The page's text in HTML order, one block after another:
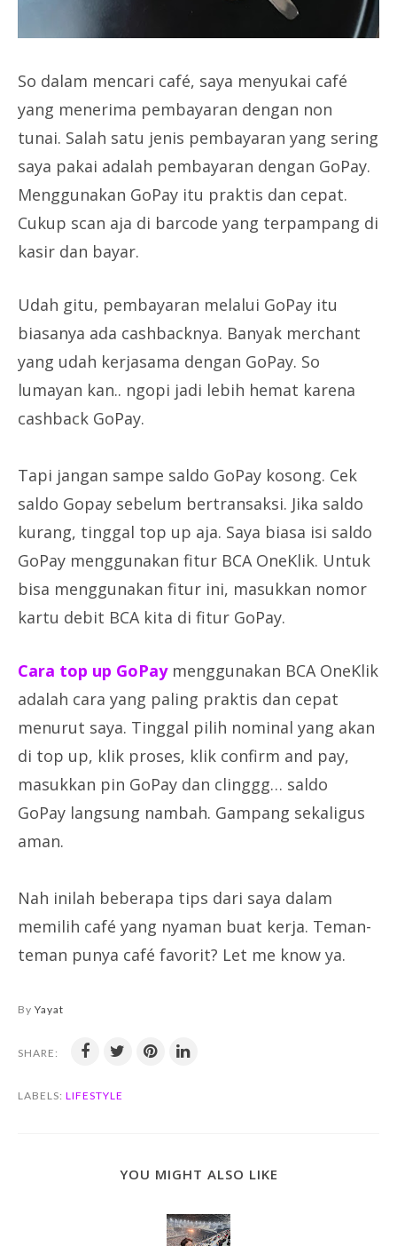
So dalam mencari café, saya menyukai café
yang menerima pembayaran dengan non
tunai. Salah satu jenis pembayaran yang sering
saya pakai adalah pembayaran dengan GoPay.
Menggunakan GoPay itu praktis dan cepat.
Cukup scan aja di barcode yang terpampang di
kasir dan bayar.
Udah gitu, pembayaran melalui GoPay itu
biasanya ada cashbacknya. Banyak merchant
yang udah kerjasama dengan GoPay. So
lumayan kan.. ngopi jadi lebih hemat karena
cashback GoPay.
Tapi jangan sampe saldo GoPay kosong. Cek
saldo Gopay sebelum bertransaksi. Jika saldo
kurang, tinggal top up aja. Saya biasa isi saldo
GoPay menggunakan fitur BCA OneKlik. Untuk
bisa menggunakan fitur ini, masukkan nomor
kartu debit BCA kita di fitur GoPay.
Cara top up GoPaymenggunakan BCA OneKlik
adalah cara yang paling praktis dan cepat
menurut saya. Tinggal pilih nominal yang akan
di top up, klik proses, klik confirm and pay,
masukkan pin GoPay dan clinggg… saldo
GoPay langsung nambah. Gampang sekaligus
aman.
Nah inilah beberapa tips dari saya dalam
memilih café yang nyaman buat kerja. Teman-
teman punya café favorit? Let me know ya.
By Yayat
SHARE:
LABELS: LIFESTYLE
YOU MIGHT ALSO LIKE